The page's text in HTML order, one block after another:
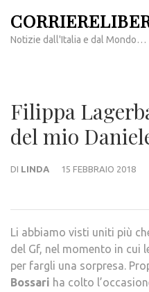
contenuto
Notizie dall'Italia e dal Mondo…
Filippa
del mio
DI LINDA 15 FEBBRAIO 2018
Li abbiamo visti uniti più
del Gf, nel momento in cui
per fargli una sorpresa.
Bossari ha colto